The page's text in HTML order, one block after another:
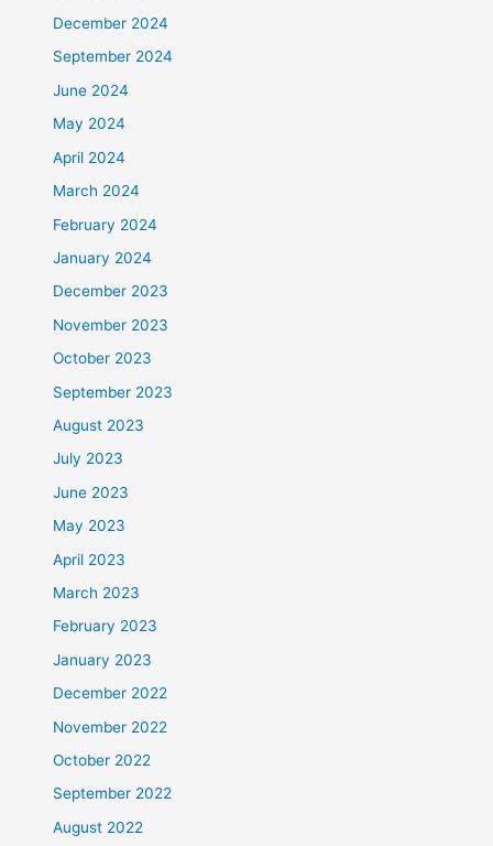
December 2024
September 2024
June 2024
May 2024
April 2024
March 2024
February 2024
January 2024
December 2023
November 2023
October 2023
September 2023
August 2023
July 2023
June 2023
May 2023
April 2023
March 2023
February 2023
January 2023
December 2022
November 2022
October 2022
September 2022
August 2022